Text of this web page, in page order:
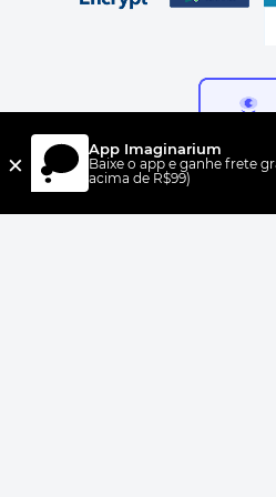
× App Imaginarium
Baixe o app e ganhe frete
acima de R$99)